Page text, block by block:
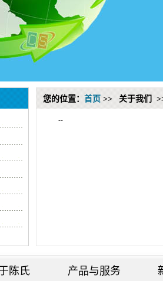
您的位置： 首页 >> 关于我们
--
陈氏 产品与服务